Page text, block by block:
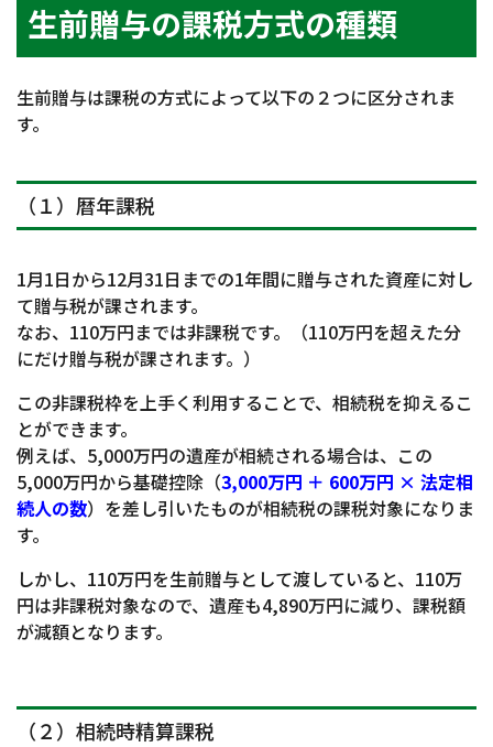
生前贈与の課税方式の種類
生前贈与は課税の方式によって以下の２つに区分されま
す。
（１）暦年課税
1月1日から12月31日までの1年間に贈与された資産に対し
て贈与税が課されます。
なお、110万円までは非課税です。（110万円を超えた分
にだけ贈与税が課されます。）
この非課税枠を上手く利用することで、相続税を抑えるこ
とができます。
例えば、5,000万円の遺産が相続される場合は、この
5,000万円から基礎控除（3,000万円 ＋ 600万円 × 法定相
続人の数）を差し引いたものが相続税の課税対象になりま
す。
しかし、110万円を生前贈与として渡していると、110万
円は非課税対象なので、遺産も4,890万円に減り、課税額
が減額となります。
（２）相続時精算課税